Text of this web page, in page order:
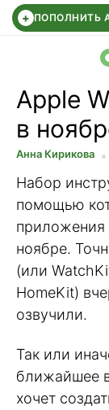
+ ПОПОЛНИТЬ
СБЕР
Apple
в
Анна Кирикова
Набор
помощью
приложения
ноябре.
(или
HomeKit)
озвучили.
Так или
ближайшее
хочет